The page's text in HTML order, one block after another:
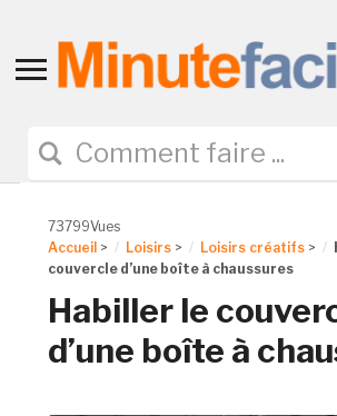
Toggle
navigation
73799Vues
Accueil > Loisirs > Loisirs créatifs >
couvercle d’une boîte à chaussures
Habiller le
d’une boîte à